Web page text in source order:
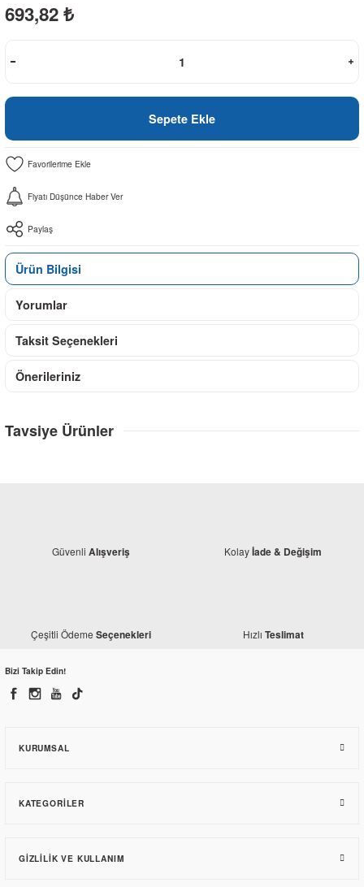
693,82 ₺
Sepete Ekle
Fiyatı Düşünce Haber Ver
Paylaş
Ürün Bilgisi
Yorumlar
Taksit Seçenekleri
Önerileriniz
Tavsiye Ürünler
Mondial X-Treme Max 200 i Arka Amortisör
Güvenli Alışveriş Kolayİade & Değişim
Çeşitli Ödeme Seçenekleri Hızlı Teslimat
Bizi Takip Edin!
KURUMSAL
KATEGORILER
GIZLILIK VE KULLANIM